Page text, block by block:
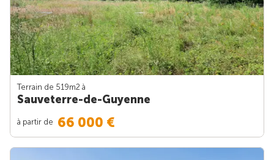
Terrain de 519m2 à
Sauveterre-de-Guyenne
à partir de 66 000 €